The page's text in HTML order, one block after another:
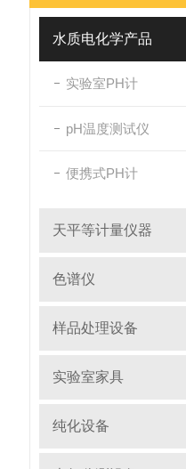
水质电化学产品
实验室PH计
pH温度测试仪
便携式PH计
天平等计量仪器
色谱仪
样品处理设备
实验室家具
纯化设备